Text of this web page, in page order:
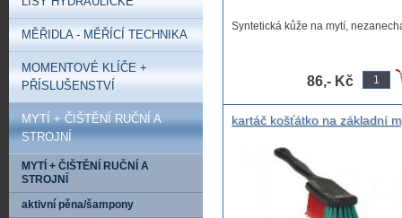
Syntetická kůže na mytí,
86,- Kč
kartáč košťátko na základní
kvalita , profesionální mycí
MĚŘIDLA - MĚŘÍCÍ TECHNIKA
MOMENTOVÉ KLÍČE +
PŘÍSLUŠENSTVÍ
MYTÍ + ČIŠTĚNÍ RUČNÍ A
STROJNÍ
MYTÍ + ČIŠTĚNÍ RUČNÍ A
STROJNÍ
aktivní pěna/šampony